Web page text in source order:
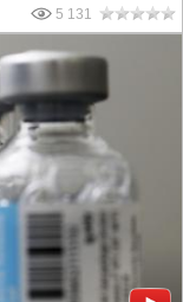
5 131